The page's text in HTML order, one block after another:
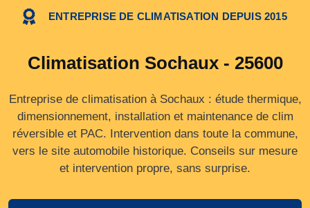
ENTREPRISE DE CLIMATISATION DEPUIS 2015
Climatisation Sochaux - 25600
Entreprise de climatisation à Sochaux : étude thermique,
dimensionnement, installation et maintenance de clim
réversible et PAC. Intervention dans toute la commune,
vers le site automobile historique. Conseils sur mesure
et intervention propre, sans surprise.